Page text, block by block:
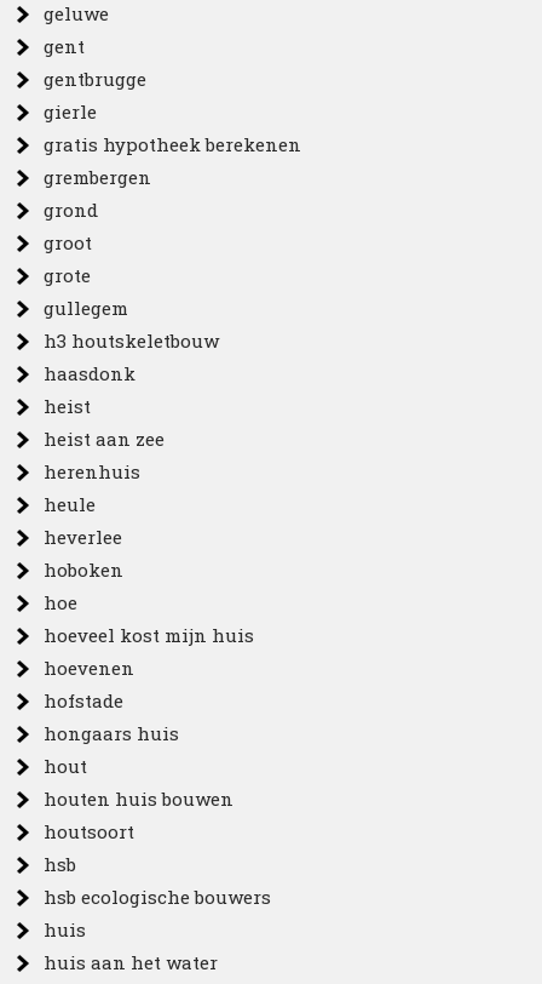
geluwe
gent
gentbrugge
gierle
gratis hypotheek berekenen
grembergen
grond
groot
grote
gullegem
h3 houtskeletbouw
haasdonk
heist
heist aan zee
herenhuis
heule
heverlee
hoboken
hoe
hoeveel kost mijn huis
hoevenen
hofstade
hongaars huis
hout
houten huis bouwen
houtsoort
hsb
hsb ecologische bouwers
huis
huis aan het water